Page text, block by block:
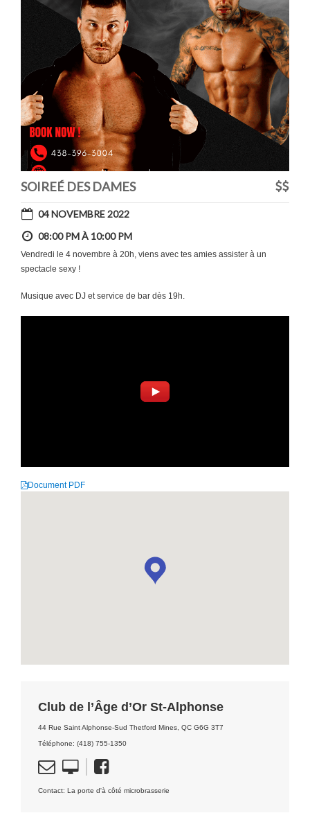
SOIREÉ DES DAMES
04 NOVEMBRE 2022
08:00 PM À 10:00 PM
Vendredi le 4 novembre à 20h, viens avec tes amies assister à un
spectacle sexy !
Musique avec DJ et service de bar dès 19h.
Document PDF
Club de l’Âge d’Or St-Alphonse
44 Rue Saint Alphonse-Sud Thetford Mines, QC G6G 3T7
Téléphone: (418) 755-1350
Contact: La porte d'à côté microbrasserie